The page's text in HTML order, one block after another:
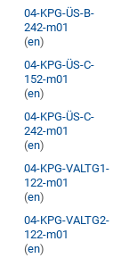
04-KPG-ÜS-B-
242-m01
(en)
04-KPG-ÜS-C-
152-m01
(en)
04-KPG-ÜS-C-
242-m01
(en)
04-KPG-VALTG1-
122-m01
(en)
04-KPG-VALTG2-
122-m01
(en)